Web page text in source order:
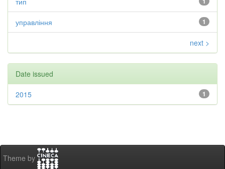
1
управління
next >
Date issued
1
2015
Theme by